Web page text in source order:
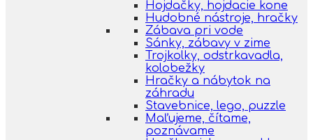
Hojdačky, hojdacie kone
Hudobné nástroje, hračky
Zábava pri vode
Sánky, zábavy v zime
Trojkolky, odstrkavadla,
kolobežky
Hračky a nábytok na
záhradu
Stavebnice, lego, puzzle
Maľujeme, čítame,
poznávame